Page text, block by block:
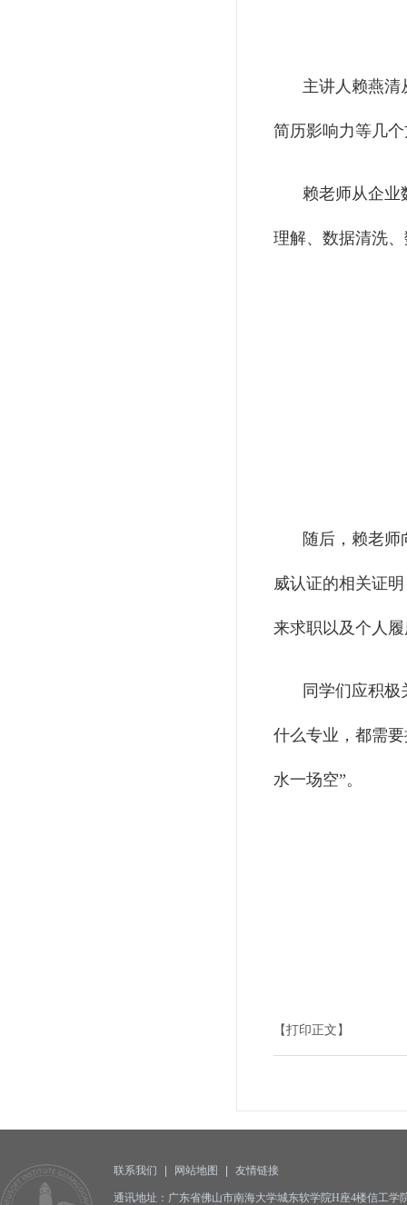
主讲人赖燕清
简历影响力等几
赖老师从企业
理解、数据清洗
随后，赖老
威认证的相关证
来求职以及个人
同学们应积
什么专业，都需
水一场空”。
【打印正文】
联系我们 | 网站地图 | 友情链接
通讯地址：广东省佛山市南海大学城东软学院H座4楼信工